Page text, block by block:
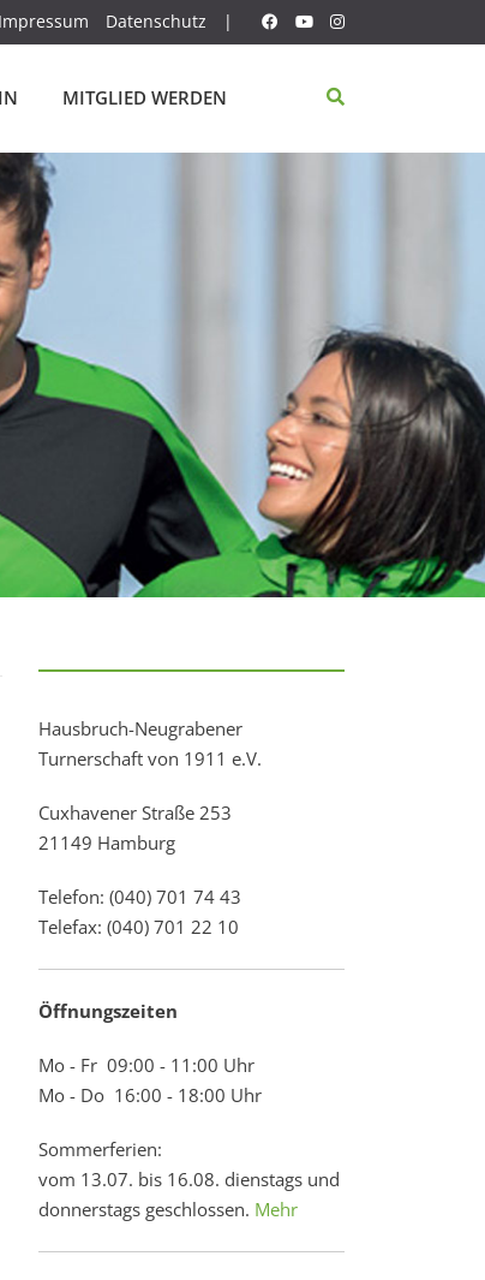
Impressum Datenschutz |
MITGLIED WERDEN
Hausbruch-Neugrabener
Turnerschaft von 1911 e.V.
Cuxhavener Straße 253
21149 Hamburg
Telefon: (040) 701 74 43
Telefax: (040) 701 22 10
Öffnungszeiten
Mo - Fr 09:00 - 11:00 Uhr
Mo - Do 16:00 - 18:00 Uhr
Sommerferien:
vom 13.07. bis 16.08. dienstags und
donnerstags geschlossen. Mehr